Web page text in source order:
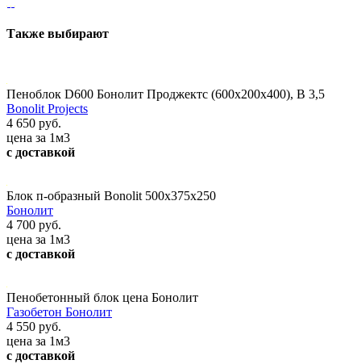
Также выбирают
Пеноблок D600 Бонолит Проджектс (600х200х400), В 3,5
Bonolit Projects
4 650 руб.
цена за 1м3
с доставкой
Блок п-образный Bonolit 500х375х250
Бонолит
4 700 руб.
цена за 1м3
с доставкой
Пенобетонный блок цена Бонолит
Газобетон Бонолит
4 550 руб.
цена за 1м3
с доставкой